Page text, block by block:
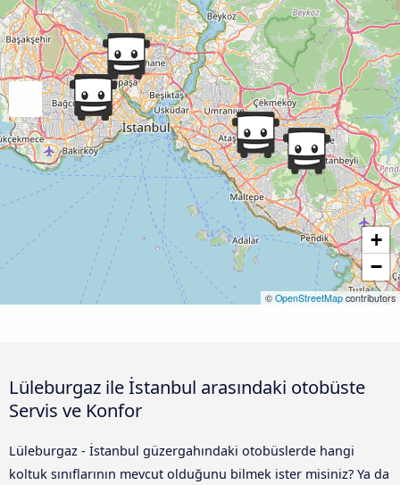
+
−
© OpenStreetMap contributors
Lüleburgaz ile İstanbul arasındaki otobüste
Servis ve Konfor
Lüleburgaz - İstanbul güzergahındaki otobüslerde hangi
koltuk sınıflarının mevcut olduğunu bilmek ister misiniz? Ya da